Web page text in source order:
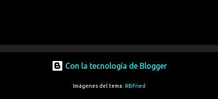
Con la tecnología de Blogger
Imágenes del tema: RBFried